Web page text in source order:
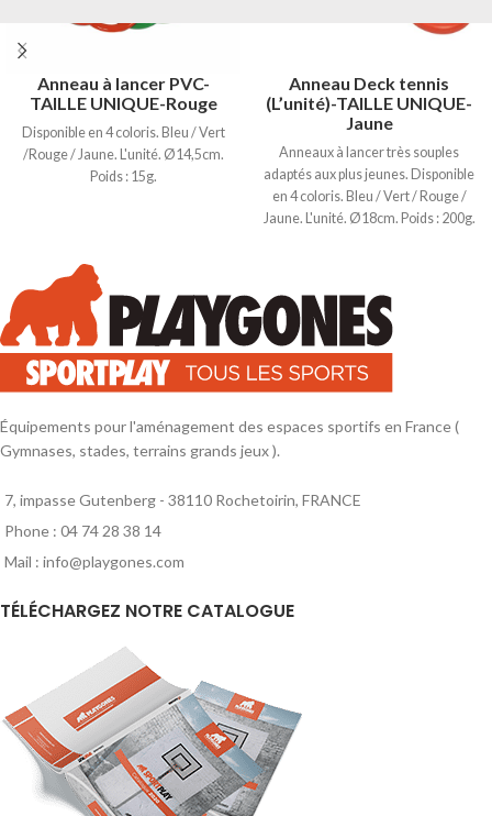
Anneau à lancer PVC-
TAILLE UNIQUE-Rouge
Disponible en 4 coloris. Bleu / Vert
/Rouge / Jaune. L'unité. Ø14,5cm.
Poids : 15g.
Anneau Deck tennis
(L’unité)-TAILLE UNIQUE-
Jaune
Anneaux à lancer très souples
adaptés aux plus jeunes. Disponible
en 4 coloris. Bleu / Vert / Rouge /
Jaune. L'unité. Ø18cm. Poids : 200g.
Équipements pour l'aménagement des espaces sportifs en France (
Gymnases, stades, terrains grands jeux ).
7, impasse Gutenberg - 38110 Rochetoirin, FRANCE
Phone : 04 74 28 38 14
Mail : info@playgones.com
TÉLÉCHARGEZ NOTRE CATALOGUE